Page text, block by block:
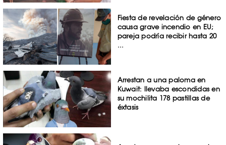
Fiesta de revelación de género
causa grave incendio en EU;
pareja podría recibir hasta 20
...
Arrestan a una paloma en
Kuwait: llevaba escondidas en
su mochilita 178 pastillas de
éxtasis